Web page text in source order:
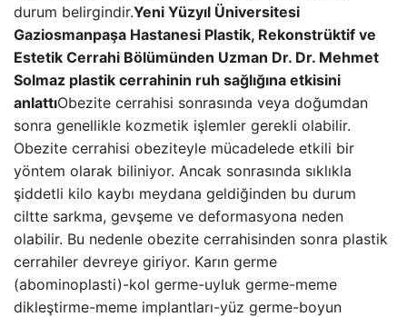
durum belirgindir.Yeni Yüzyıl Üniversitesi
Gaziosmanpaşa Hastanesi Plastik, Rekonstrüktif ve
Estetik Cerrahi Bölümünden Uzman Dr. Dr. Mehmet
Solmaz plastik cerrahinin ruh sağlığına etkisini
anlattıObezite cerrahisi sonrasında veya doğumdan
sonra genellikle kozmetik işlemler gerekli olabilir.
Obezite cerrahisi obeziteyle mücadelede etkili bir
yöntem olarak biliniyor. Ancak sonrasında sıklıkla
şiddetli kilo kaybı meydana geldiğinden bu durum
ciltte sarkma, gevşeme ve deformasyona neden
olabilir. Bu nedenle obezite cerrahisinden sonra plastik
cerrahiler devreye giriyor. Karın germe
(abominoplasti)-kol germe-uyluk germe-meme
dikleştirme-meme implantları-yüz germe-boyun